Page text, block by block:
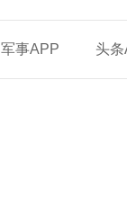
军事APP 头